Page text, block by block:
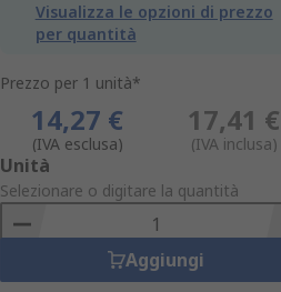
Visualizza le opzioni di prezzo
per quantità
Prezzo per 1 unità*
14,27 €
(IVA esclusa)
17,41 €
(IVA inclusa)
Add
to
Basket
Unità
Selezionare o digitare la quantità
Aggiungi